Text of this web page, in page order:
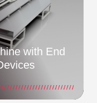
with End